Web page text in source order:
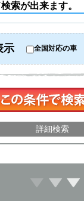
示 全国対応の車
詳細検索